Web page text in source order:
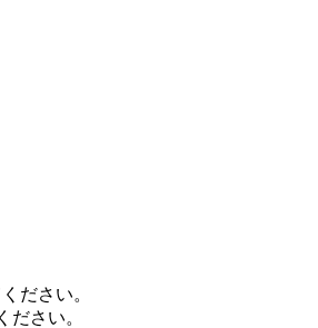
ださい。
さい。